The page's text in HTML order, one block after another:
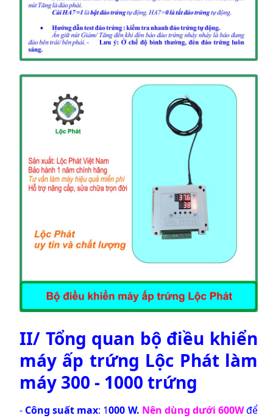
II/ Tổng quan bộ điều khiển
máy ấp trứng Lộc Phát làm
máy 300 - 1000 trứng
- Công suất max: 1000 W. Nên dùng dưới 600Wđể